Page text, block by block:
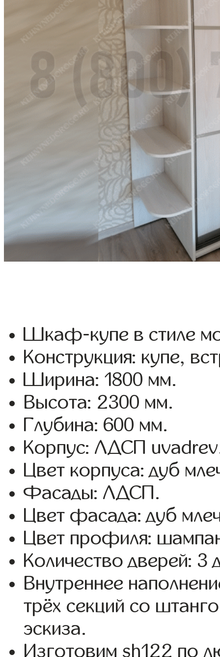
Шкаф-купе в стиле
Конструкция: купе,
Ширина: 1800 мм.
Высота: 2300 мм.
Глубина: 600 мм.
Корпус: ЛДСП
Цвет корпуса: дуб
Фасады: ЛДСП.
Цвет фасада: дуб
Цвет профиля:
Количество дверей: 3
Внутреннее
трёх секций со
эскиза.
Изготовим sh122 по